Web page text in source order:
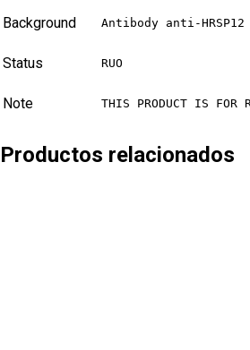
Background Antibody anti-HRSP12
Status RUO
Note THIS PRODUCT IS FOR
Productos relacionados